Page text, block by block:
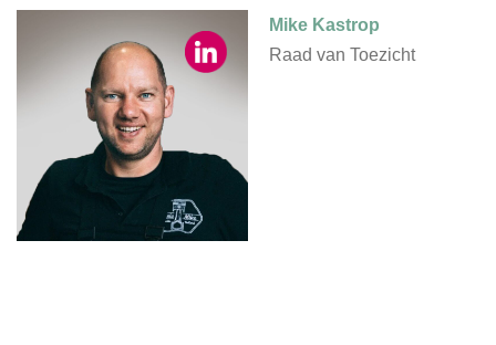
Mike Kastrop
Raad van Toezicht